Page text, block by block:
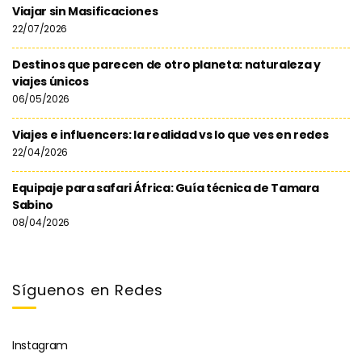
Viajar sin Masificaciones
22/07/2026
Destinos que parecen de otro planeta: naturaleza y
viajes únicos
06/05/2026
Viajes e influencers: la realidad vs lo que ves en redes
22/04/2026
Equipaje para safari África: Guía técnica de Tamara
Sabino
08/04/2026
Síguenos en Redes
Instagram